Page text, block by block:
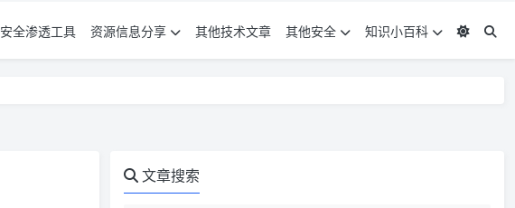
安全渗透工具 资源信息分享 其他技术文章 其他安全 知识小百科
文章搜索